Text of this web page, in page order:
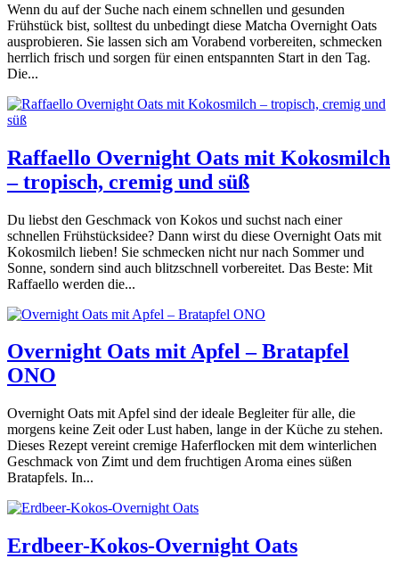
Wenn du auf der Suche nach einem schnellen und gesunden
Frühstück bist, solltest du unbedingt diese Matcha Overnight Oats
ausprobieren. Sie lassen sich am Vorabend vorbereiten, schmecken
herrlich frisch und sorgen für einen entspannten Start in den Tag.
Die...
Raffaello Overnight Oats mit Kokosmilch
– tropisch, cremig und süß
Du liebst den Geschmack von Kokos und suchst nach einer
schnellen Frühstücksidee? Dann wirst du diese Overnight Oats mit
Kokosmilch lieben! Sie schmecken nicht nur nach Sommer und
Sonne, sondern sind auch blitzschnell vorbereitet. Das Beste: Mit
Raffaello werden die...
Overnight Oats mit Apfel – Bratapfel
ONO
Overnight Oats mit Apfel sind der ideale Begleiter für alle, die
morgens keine Zeit oder Lust haben, lange in der Küche zu stehen.
Dieses Rezept vereint cremige Haferflocken mit dem winterlichen
Geschmack von Zimt und dem fruchtigen Aroma eines süßen
Bratapfels. In...
Erdbeer-Kokos-Overnight Oats